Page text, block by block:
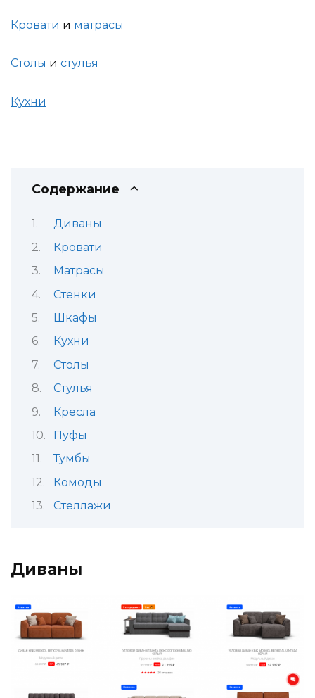
Кровати и матрасы
Столы и стулья
Кухни
Содержание
Диваны
Кровати
Матрасы
Стенки
Шкафы
Кухни
Столы
Стулья
Кресла
Пуфы
Тумбы
Комоды
Стеллажи
Диваны